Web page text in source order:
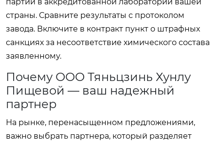
страны. Сравните результаты с протоколом
завода. Включите в контракт пункт о штрафных
санкциях за несоответствие химического состава
заявленному.
Почему ООО Тяньцзинь Хунлу
Пищевой — ваш надежный
партнер
На рынке, перенасыщенном предложениями,
важно выбрать партнера, который разделяет